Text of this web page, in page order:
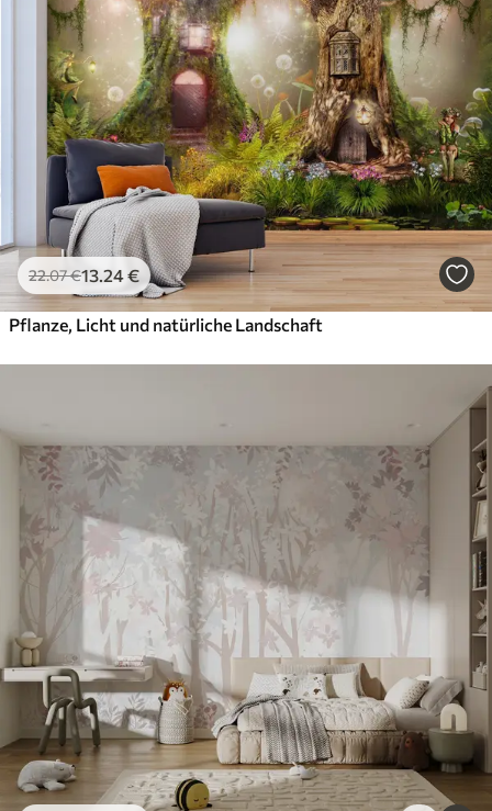
22.07€13.24€
Pflanze, Licht und natürliche Landschaft